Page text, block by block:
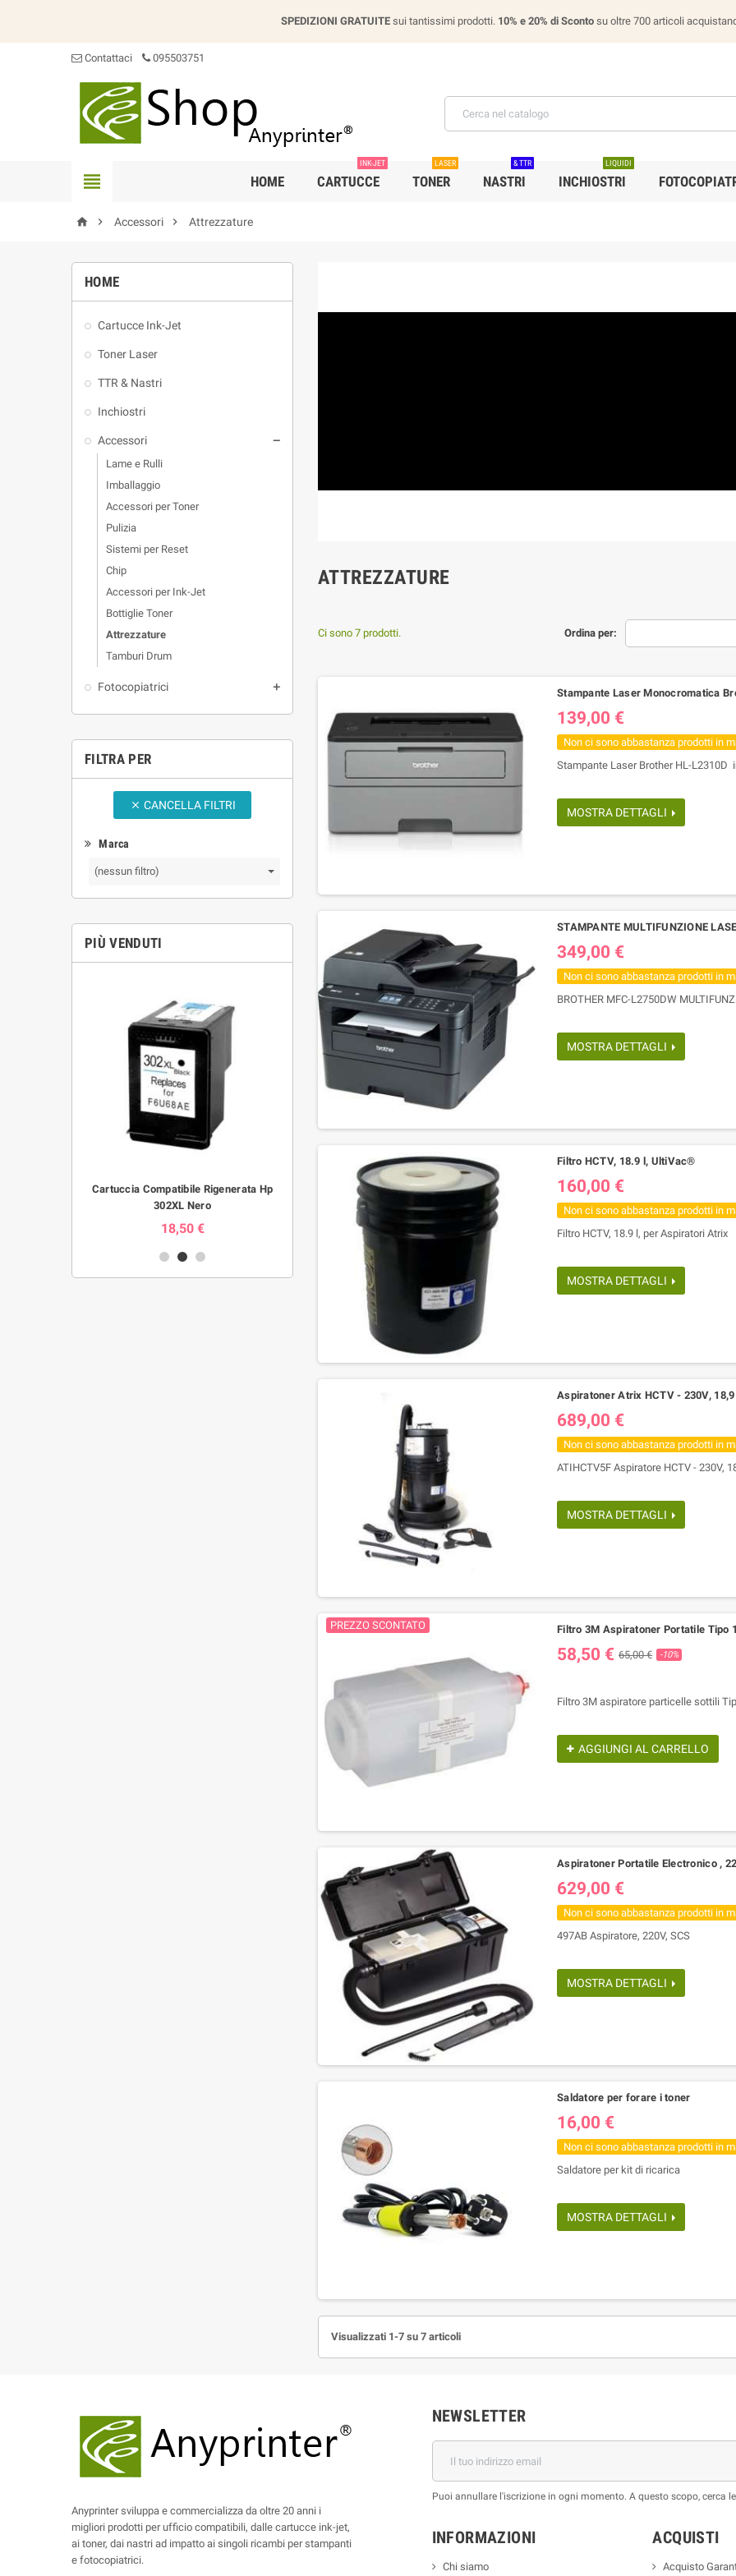
SPEDIZIONI GRATUITE sui tantissimi prodotti. 10% e 20% di Sconto su oltre 700 articoli
Contattaci 095503751
 HOME CARTUCCE
INK-JET
TONER
LASER
NASTRI
& TTR
INCHIOSTRI
LIQUIDI
  Accessori  Attrezzature
HOME
Cartucce Ink-Jet
Toner Laser
TTR & Nastri
Inchiostri
Accessori 
Lame e Rulli
Imballaggio
Accessori per Toner
Pulizia
Sistemi per Reset
Chip
Accessori per Ink-Jet
Bottiglie Toner
Attrezzature
Tamburi Drum
Fotocopiatrici 
FILTRA PER
 CANCELLA FILTRI
Marca
(nessun filtro)
PIÙ VENDUTI
Cartuccia Compatibile Rigenerata Hp
302XL Nero
18,50 €
Cartuccia Compatibile Canon PG
545XL Nera
18,50 €
Toner Compatibile Brother TN 1050,
TN-1050
15,00 €
ATTREZZATURE
Ci sono 7 prodotti. Ordina per:
Stampante Laser Monocromatica
139,00 €
Non ci sono abbastanza prodotti in
Stampante Laser Brother HL-L2310D
MOSTRA DETTAGLI
STAMPANTE MULTIFUNZIONE
349,00 €
Non ci sono abbastanza prodotti in
BROTHER MFC-L2750DW
MOSTRA DETTAGLI
Filtro HCTV, 18.9 l, UltiVac®
160,00 €
Non ci sono abbastanza prodotti in
Filtro HCTV, 18.9 l, per Aspiratori Atrix
MOSTRA DETTAGLI
Aspiratoner Atrix HCTV - 230V,
689,00 €
Non ci sono abbastanza prodotti in
ATIHCTV5F Aspiratore HCTV - 230V,
MOSTRA DETTAGLI
PREZZO SCONTATO Filtro 3M Aspiratoner Portatile Tipo
58,50 € 65,00 € -10%
Filtro 3M aspiratore particelle sottili
AGGIUNGI AL CARRELLO
Aspiratoner Portatile Electronico ,
629,00 €
Non ci sono abbastanza prodotti in
497AB Aspiratore, 220V, SCS
MOSTRA DETTAGLI
Saldatore per forare i toner
16,00 €
Non ci sono abbastanza prodotti in
Saldatore per kit di ricarica
MOSTRA DETTAGLI
Visualizzati 1-7 su 7 articoli
Anyprinter sviluppa e commercializza da oltre 20 anni i
migliori prodotti per ufficio compatibili, dalle cartucce ink-jet,
ai toner, dai nastri ad impatto ai singoli ricambi per stampanti
e fotocopiatrici.
NEWSLETTER
Puoi annullare l'iscrizione in ogni momento. A questo scopo, cerca
INFORMAZIONI
Chi siamo
ACQUISTI
Acquisto